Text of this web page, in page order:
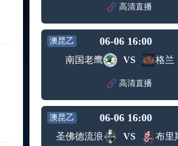
大师赛
轮
纳尔迪vs鲁内 全场录像回放
标签： 2024年5
月12日
ATP罗马
大师赛
男单第2
轮
萨卡里vs加里宁娜 全场录像回放
标签： 2024年5
WTA罗
马大师
赛女单
第3轮
吉隆vs卢布列夫 全场录像回放
月12日
ATP罗马
大师赛
轮
兹维列夫vs达德尔里 全场录像回放
标签： 2024年5
月13日
ATP罗马
大师赛
男单第3
阿纳尔迪vs贾里 全场录像回放
高清直播
澳昆乙 06-06 16:00
南国老鹰 VS 格兰
高清直播
澳昆乙 06-06 16:00
圣佛德流浪 VS